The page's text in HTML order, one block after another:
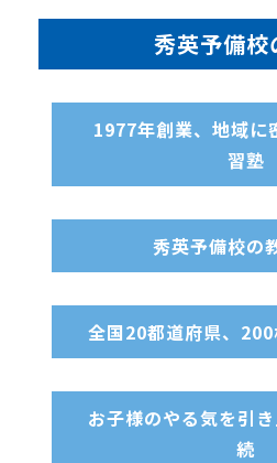
秀英予備校
1977年創業、地域に
習塾
秀英予備校の
全国20都道府県、
お子様のやる気を引
続